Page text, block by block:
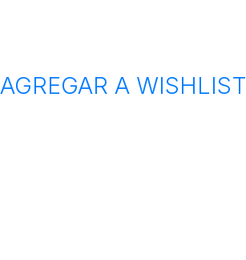
AGREGAR A WISHLIST